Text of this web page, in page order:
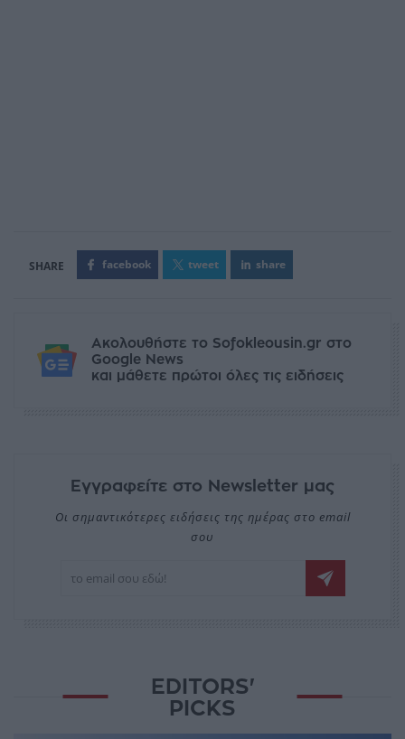
facebook tweet share
Ακολουθήστε το Sofokleousin.gr στο
Google News
και μάθετε πρώτοι όλες τις ειδήσεις
Εγγραφείτε στο Newsletter μας
Οι σημαντικότερες ειδήσεις της ημέρας στο email
σου
EDITORS'
PICKS